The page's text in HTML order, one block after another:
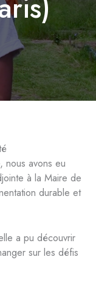
nous avons eu
à la Maire de
durable et
a pu découvrir
sur les défis